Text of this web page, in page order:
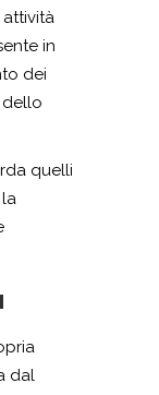
in
dei
dello
quelli
la
dal